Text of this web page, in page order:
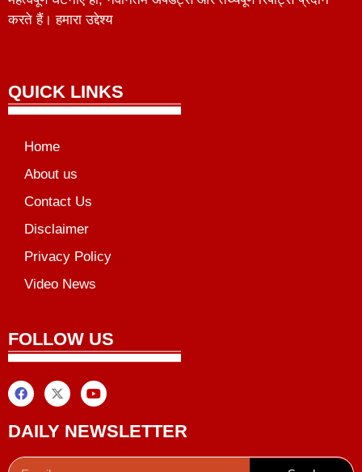
करते हैं। हमारा उद्देश्य
QUICK LINKS
Home
About us
Contact Us
Disclaimer
Privacy Policy
Video News
FOLLOW US
DAILY NEWSLETTER